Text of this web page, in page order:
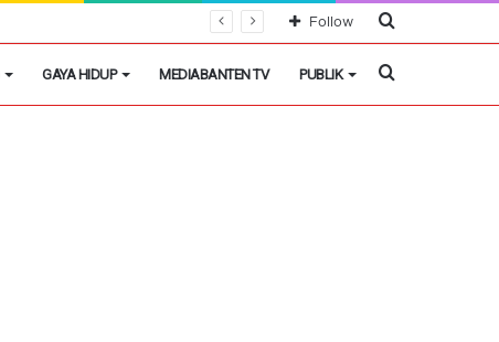
Cari
Follow
GAYA HIDUP MEDIABANTEN TV PUBLIK Cari